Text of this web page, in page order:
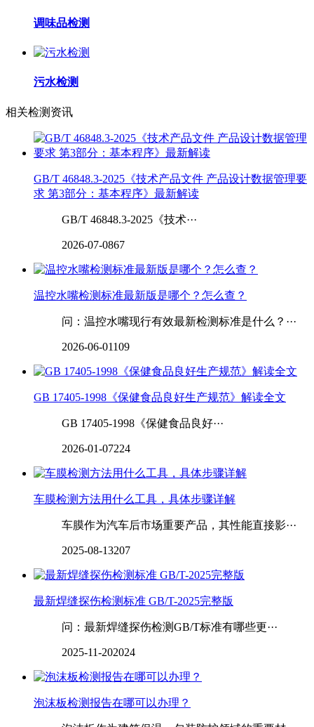
调味品检测
污水检测
相关检测资讯
GB/T 46848.3-2025《技术产品文件 产品设计数据管理要
求 第3部分：基本程序》最新解读
GB/T 46848.3-2025《技术···
2026-07-0867
温控水嘴检测标准最新版是哪个？怎么查？
问：温控水嘴现行有效最新检测标准是什么？···
2026-06-01109
GB 17405-1998《保健食品良好生产规范》解读全文
GB 17405-1998《保健食品良好···
2026-01-07224
‌‌‌‌‌‌‌‌车膜检测方法用什么工具，具体步骤详解
车膜作为汽车后市场重要产品，其性能直接影···
2025-08-13207
最新焊缝探伤检测标准 GB/T-2025完整版
问：最新焊缝探伤检测GB/T标准有哪些更···
2025-11-202024
泡沫板检测报告在哪可以办理？